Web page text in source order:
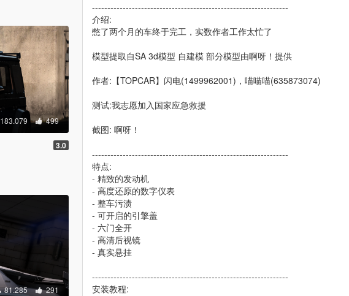
183.079 499
3.0
81.285 291
----------------------------------------------------------------
介绍:
憋了两个月的车终于完工，实数作者工作太忙了
模型提取自SA 3d模型 自建模 部分模型由啊呀！提供
作者:【TOPCAR】闪电(1499962001)，喵喵喵(635873074)
测试:我志愿加入国家应急救援
截图: 啊呀！
----------------------------------------------------------------
特点:
- 精致的发动机
- 高度还原的数字仪表
- 整车污渍
- 可开启的引擎盖
- 六门全开
- 高清后视镜
- 真实悬挂
----------------------------------------------------------------
安装教程: